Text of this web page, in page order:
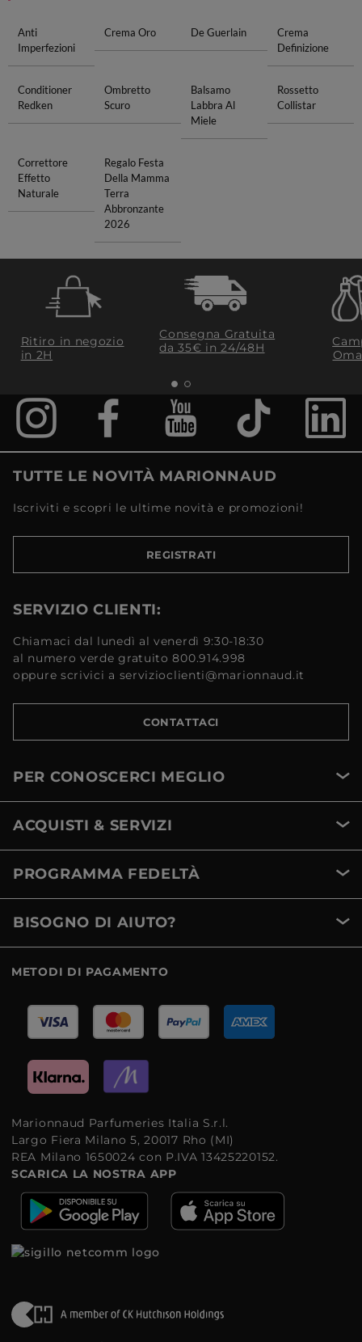
Anti
Imperfezioni
Crema Oro De Guerlain
Crema
Definizione
Conditioner
Redken
Ombretto
Scuro
Balsamo
Labbra Al
Miele
Rossetto
Collistar
Correttore
Effetto
Naturale
Regalo Festa
Della Mamma
Terra
Abbronzante
2026
Ritiro in negozio
in 2H
Consegna Gratuita
da 35€​ in 24/48H
TUTTE LE NOVITÀ MARIONNAUD
Iscriviti e scopri le ultime novità e promozioni!
REGISTRATI
SERVIZIO CLIENTI:
Chiamaci dal lunedì al venerdì 9:30-18:30
al numero verde gratuito 800.914.998
oppure scrivici a servizioclienti@marionnaud.it
CONTATTACI
PER CONOSCERCI MEGLIO
ACQUISTI & SERVIZI
PROGRAMMA FEDELTÀ
BISOGNO DI AIUTO?
METODI DI PAGAMENTO
Marionnaud Parfumeries Italia S.r.l.
Largo Fiera Milano 5, 20017 Rho (MI)
REA Milano 1650024 con P.IVA 13425220152.
SCARICA LA NOSTRA APP